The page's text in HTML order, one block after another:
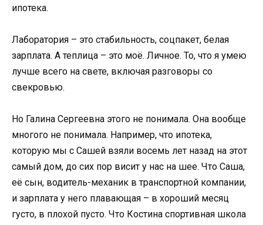
ипотека.
Лаборатория – это стабильность, соцпакет, белая
зарплата. А теплица – это моё. Личное. То, что я умею
лучше всего на свете, включая разговоры со
свекровью.
Но Галина Сергеевна этого не понимала. Она вообще
многого не понимала. Например, что ипотека,
которую мы с Сашей взяли восемь лет назад на этот
самый дом, до сих пор висит у нас на шее. Что Саша,
её сын, водитель-механик в транспортной компании,
и зарплата у него плавающая – в хороший месяц
густо, в плохой пусто. Что Костина спортивная школа